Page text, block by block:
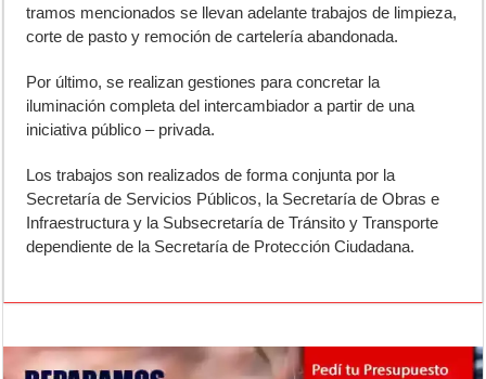
tramos mencionados se llevan adelante trabajos de limpieza,
corte de pasto y remoción de cartelería abandonada.
Por último, se realizan gestiones para concretar la
iluminación completa del intercambiador a partir de una
iniciativa público – privada.
Los trabajos son realizados de forma conjunta por la
Secretaría de Servicios Públicos, la Secretaría de Obras e
Infraestructura y la Subsecretaría de Tránsito y Transporte
dependiente de la Secretaría de Protección Ciudadana.